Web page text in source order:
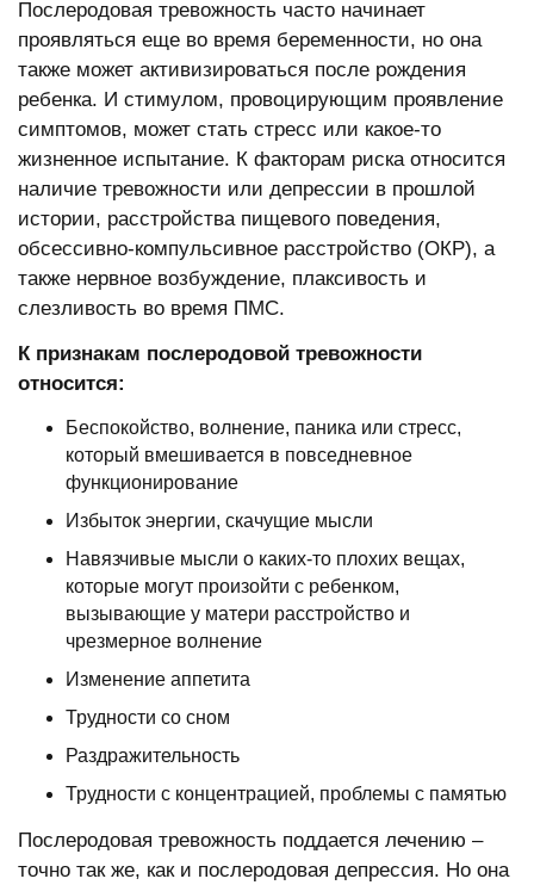
Послеродовая тревожность часто начинает
проявляться еще во время беременности, но она
также может активизироваться после рождения
ребенка. И стимулом, провоцирующим проявление
симптомов, может стать стресс или какое-то
жизненное испытание. К факторам риска относится
наличие тревожности или депрессии в прошлой
истории, расстройства пищевого поведения,
обсессивно-компульсивное расстройство (ОКР), а
также нервное возбуждение, плаксивость и
слезливость во время ПМС.
К признакам послеродовой тревожности
относится:
Беспокойство, волнение, паника или стресс,
который вмешивается в повседневное
функционирование
Избыток энергии, скачущие мысли
Навязчивые мысли о каких-то плохих вещах,
которые могут произойти с ребенком,
вызывающие у матери расстройство и
чрезмерное волнение
Изменение аппетита
Трудности со сном
Раздражительность
Трудности с концентрацией, проблемы с памятью
Послеродовая тревожность поддается лечению –
точно так же, как и послеродовая депрессия. Но она